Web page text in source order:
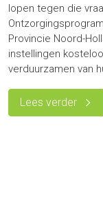
lopen tegen die
Provincie Noord-
instellingen
verduurzamen van
Lees verder